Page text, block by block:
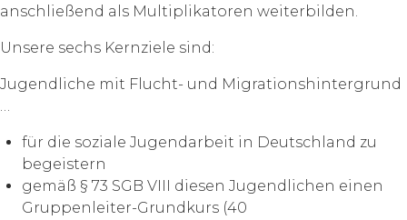
anschließend als Multiplikatoren weiterbilden.
Unsere sechs Kernziele sind:
Jugendliche mit Flucht- und Migrationshintergrund
…
für die soziale Jugendarbeit in Deutschland zu
begeistern
gemäß § 73 SGB VIII diesen Jugendlichen einen
Gruppenleiter-Grundkurs (40